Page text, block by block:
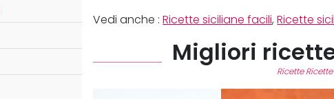
Vedi anche :Ricette siciliane facili,Ricette
Migliori
Ricette